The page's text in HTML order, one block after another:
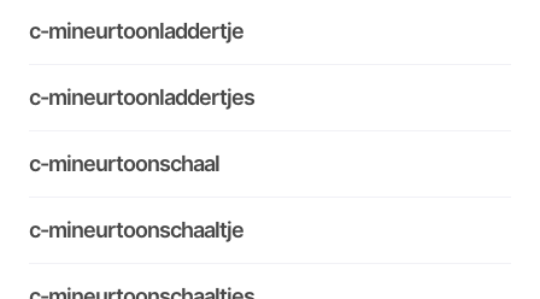
c-mineurtoonladdertje
c-mineurtoonladdertjes
c-mineurtoonschaal
c-mineurtoonschaaltje